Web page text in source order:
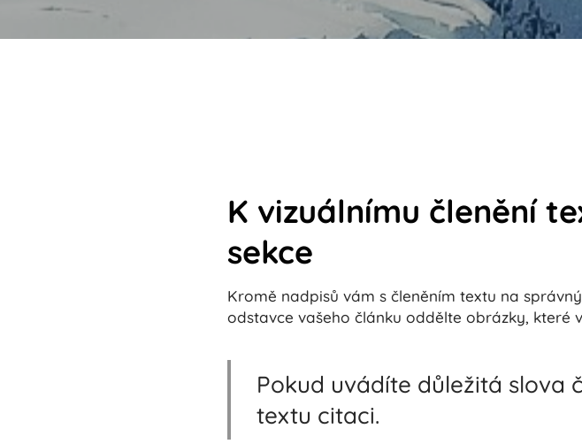
K vizuálnímu členění
sekce
Kromě nadpisů vám s členěním textu na
odstavce vašeho článku oddělte obrázky, které
Pokud uvádíte důležitá slova
textu citaci.